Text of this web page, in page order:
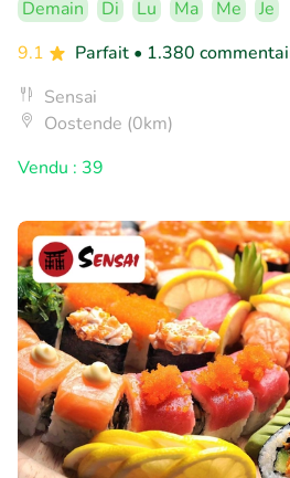
Demain Di Lu Ma Me
Je
9.1
Parfait • 1.380
Sensai
Oostende (0km)
Vendu : 39